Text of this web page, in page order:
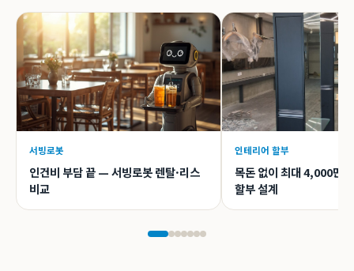
서빙로봇
인건비 부담 끝 — 서빙로봇 렌탈·리스
비교
인테리어 할부
목돈 없이 최대 4,000만
할부 설계